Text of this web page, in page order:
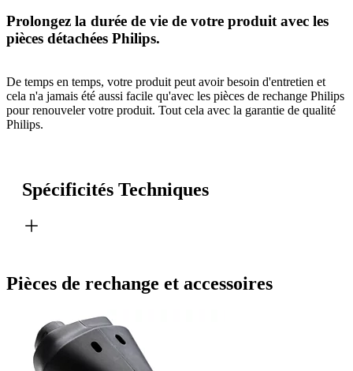
Prolongez la durée de vie de votre produit avec les
pièces détachées Philips.
De temps en temps, votre produit peut avoir besoin d'entretien et
cela n'a jamais été aussi facile qu'avec les pièces de rechange Philips
pour renouveler votre produit. Tout cela avec la garantie de qualité
Philips.
Spécificités Techniques
Pièces de rechange et accessoires